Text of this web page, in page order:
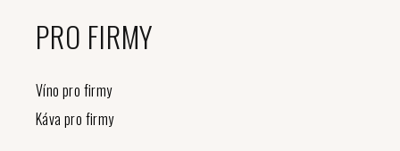
PRO FIRMY
Víno pro firmy
Káva pro firmy